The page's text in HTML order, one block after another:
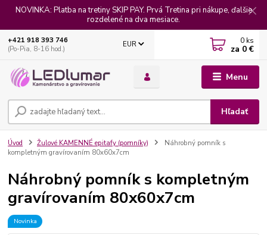
NOVINKA: Platba na tretiny SKIP PAY. Prvá Tretina pri nákupe, ďalšie
rozdelené na dva mesiace.
Menu
EUR
Hľadať
+421 918 393 746
(Po-Pia, 8-16 hod.)
0 ks
za 0 €
Úvod Žulové KAMENNÉ epitafy (pomníky)
Náhrobný pomník s
kompletným gravírovaním 80x60x7cm
Náhrobný pomník s kompletným
gravírovaním 80x60x7cm
Novinka